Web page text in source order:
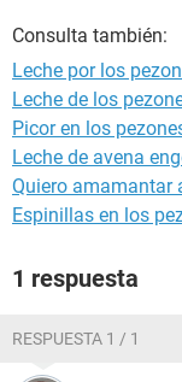
Consulta también:
Leche por los
Leche de los
Picor en los
Leche de avena
Quiero amamantar
Espinillas en los
1 respuesta
RESPUESTA 1 / 1